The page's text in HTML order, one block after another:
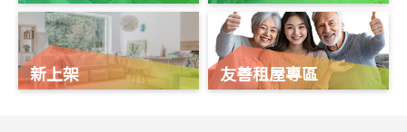
新上架 友善租屋專區